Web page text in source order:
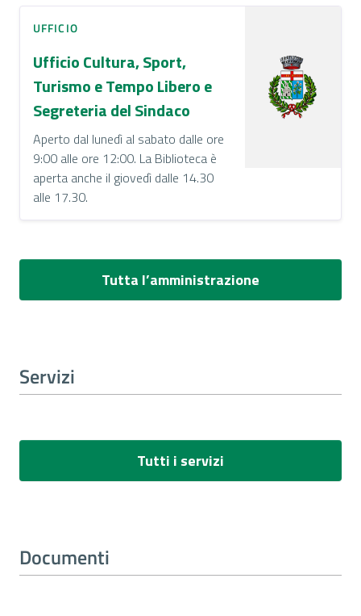
UFFICIO
Ufficio Cultura, Sport,
Turismo e Tempo Libero e
Segreteria del Sindaco
Aperto dal lunedì al sabato dalle ore
9:00 alle ore 12:00. La Biblioteca è
aperta anche il giovedì dalle 14.30
alle 17.30.
Tutta l’amministrazione
Servizi
Tutti i servizi
Documenti